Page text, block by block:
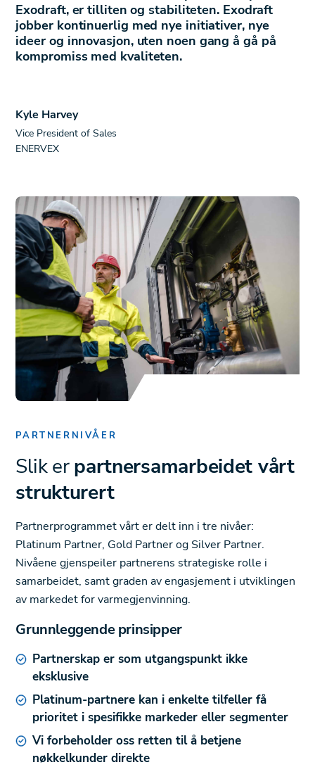
Exodraft, er tilliten og stabiliteten. Exodraft
jobber kontinuerlig med nye initiativer, nye
ideer og innovasjon, uten noen gang å gå på
kompromiss med kvaliteten.
Kyle Harvey
Vice President of Sales
ENERVEX
PARTNERNIVÅER
Slik erpartnersamarbeidet vårt
strukturert
Partnerprogrammet vårt er delt inn i tre nivåer:
Platinum Partner, Gold Partner og Silver Partner.
Nivåene gjenspeiler partnerens strategiske rolle i
samarbeidet, samt graden av engasjement i utviklingen
av markedet for varmegjenvinning.
Grunnleggende prinsipper
Partnerskap er som utgangspunkt ikke
eksklusive
Platinum-partnere kan i enkelte tilfeller få
prioritet i spesifikke markeder eller segmenter
Vi forbeholder oss retten til å betjene
nøkkelkunder direkte